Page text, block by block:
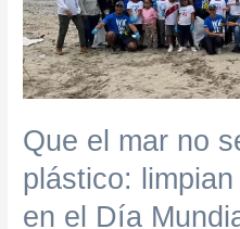
Que el mar no
plástico:
en el Día
más
plástico:
limpian
playa
Bique
en
el
Día